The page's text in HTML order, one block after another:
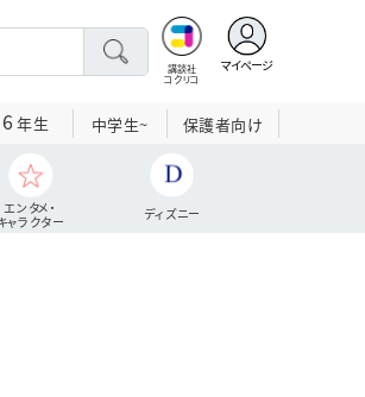
講談社
コクリコ
マイページ
6 年生 中学生~ 保護者向け
エンタメ・
ャラクター
ディズニー